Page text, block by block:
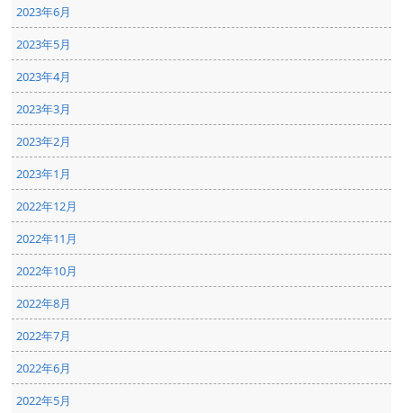
2023年6月
2023年5月
2023年4月
2023年3月
2023年2月
2023年1月
2022年12月
2022年11月
2022年10月
2022年8月
2022年7月
2022年6月
2022年5月